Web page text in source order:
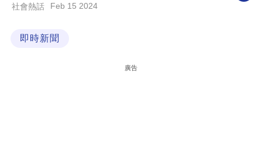
科
社會熱話 Feb 15 2024
即時新聞
廣告